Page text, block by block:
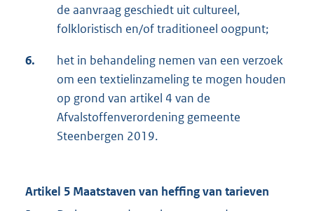
de aanvraag geschiedt uit cultureel,
folkloristisch en/of traditioneel oogpunt;
6.
het in behandeling nemen van een verzoek
om een textielinzameling te mogen houden
op grond van artikel 4 van de
Afvalstoffenverordening gemeente
Steenbergen 2019.
Artikel 5 Maatstaven van heffing van tarieven